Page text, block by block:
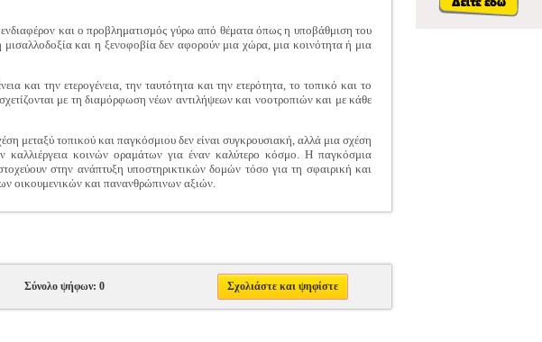
και ο προβληματισμός γύρω από θέματα όπως η υποβάθμιση του
και η ξενοφοβία δεν αφορούν μια χώρα, μια κοινότητα ή μια
και την ετερογένεια, την ταυτότητα και την ετερότητα, το τοπικό και το
με τη διαμόρφωση νέων αντιλήψεων και νοοτροπιών και με κάθε
μεταξύ τοπικού και παγκόσμιου δεν είναι συγκρουσιακή, αλλά μια σχέση
καλλιέργεια κοινών οραμάτων για έναν καλύτερο κόσμο. Η παγκόσμια
στην ανάπτυξη υποστηρικτικών δομών τόσο για τη σφαιρική και
οικουμενικών και πανανθρώπινων αξιών.
Σύνολο ψήφων: 0 Σχολιάστε και ψηφίστε